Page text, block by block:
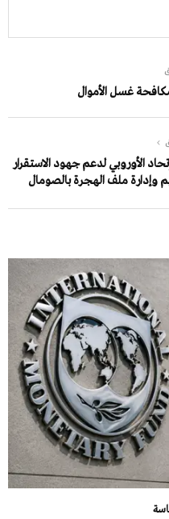
مكافحة غسل الأموال
الأوروبي لدعم جهود الاستقرار
وإدارة ملف الهجرة بالصومال